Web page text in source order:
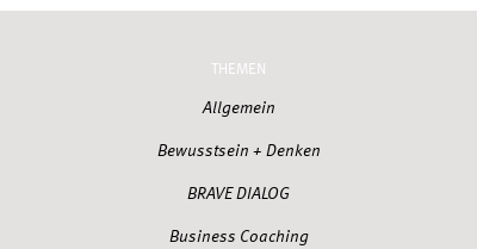
THEMEN
Allgemein
Bewusstsein + Denken
BRAVE DIALOG
Business Coaching